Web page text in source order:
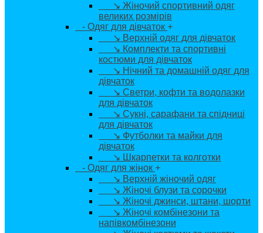
↘ Жіночий спортивний одяг
великих розмірів
- Одяг для дівчаток +
↘ Верхній одяг для дівчаток
↘ Комплекти та спортивні
костюми для дівчаток
↘ Нічний та домашній одяг для
дівчаток
↘ Светри, кофти та водолазки
для дівчаток
↘ Сукні, сарафани та спідниці
для дівчаток
↘ Футболки та майки для
дівчаток
↘ Шкарпетки та колготки
- Одяг для жінок +
↘ Верхній жіночий одяг
↘ Жіночі блузи та сорочки
↘ Жіночі джинси, штани, шорти
↘ Жіночі комбінезони та
напівкомбінезони